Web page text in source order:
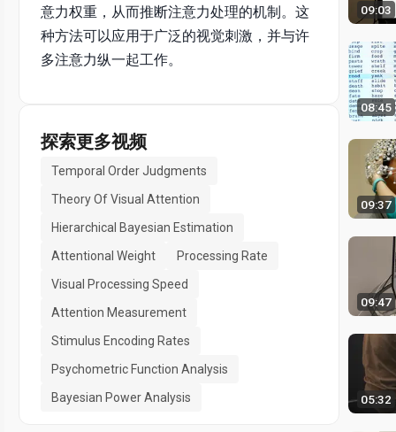
意力权重，从而推断注意力处理的机制。这
种方法可以应用于广泛的视觉刺激，并与许
多注意力纵一起工作。
探索更多视频
Temporal Order Judgments
Theory Of Visual Attention
Hierarchical Bayesian Estimation
Attentional Weight
Processing Rate
Visual Processing Speed
Attention Measurement
Stimulus Encoding Rates
Psychometric Function Analysis
Bayesian Power Analysis
11:07
09:03
08:45
09:37
09:47
05:32